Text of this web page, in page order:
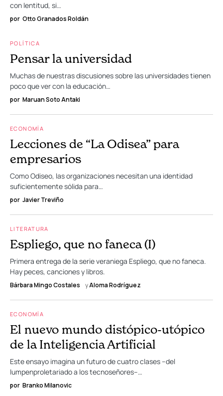
con lentitud, si…
por Otto Granados Roldán
POLÍTICA
Pensar la universidad
Muchas de nuestras discusiones sobre las universidades tienen
poco que ver con la educación…
por Maruan Soto Antaki
ECONOMÍA
Lecciones de “La Odisea” para
empresarios
Como Odiseo, las organizaciones necesitan una identidad
suficientemente sólida para…
por Javier Treviño
LITERATURA
Espliego, que no faneca (I)
Primera entrega de la serie veraniega Espliego, que no faneca.
Hay peces, canciones y libros.
Bárbara Mingo Costales yAloma Rodríguez
ECONOMÍA
El nuevo mundo distópico-utópico
de la Inteligencia Artificial
Este ensayo imagina un futuro de cuatro clases –del
lumpenproletariado a los tecnoseñores–…
por Branko Milanovic